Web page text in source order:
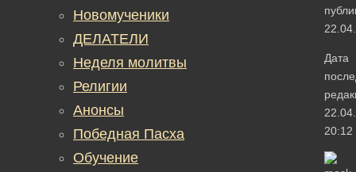
Дата
20:12
Новомученики
ДЕЛАТЕЛИ
Неделя молитвы
Религии
Анонсы
Победная Пасха
Обучение